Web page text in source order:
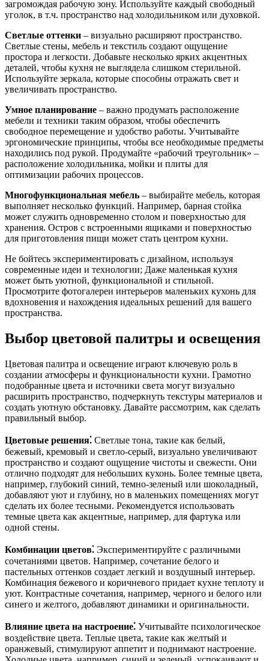
загромождая рабочую зону. Используйте каждый свободный
уголок, в т.ч. пространство над холодильником или духовкой.
Светлые оттенки – визуально расширяют пространство.
Светлые стены, мебель и текстиль создают ощущение
простора и легкости. Добавьте несколько ярких акцентных
деталей, чтобы кухня не выглядела слишком стерильной.
Используйте зеркала, которые способны отражать свет и
увеличивать пространство.
Умное планирование – важно продумать расположение
мебели и техники таким образом, чтобы обеспечить
свободное перемещение и удобство работы. Учитывайте
эргономические принципы, чтобы все необходимые предметы
находились под рукой. Продумайте «рабочий треугольник» –
расположение холодильника, мойки и плиты для
оптимизации рабочих процессов.
Многофункциональная мебель – выбирайте мебель, которая
выполняет несколько функций. Например, барная стойка
может служить одновременно столом и поверхностью для
хранения. Остров с встроенными ящиками и поверхностью
для приготовления пищи может стать центром кухни.
Не бойтесь экспериментировать с дизайном, используя
современные идеи и технологии; Даже маленькая кухня
может быть уютной, функциональной и стильной.
Просмотрите фотогалереи интерьеров маленьких кухонь для
вдохновения и нахождения идеальных решений для вашего
пространства.
Выбор цветовой палитры и освещения
Цветовая палитра и освещение играют ключевую роль в
создании атмосферы и функциональности кухни. Грамотно
подобранные цвета и источники света могут визуально
расширить пространство, подчеркнуть текстуры материалов и
создать уютную обстановку. Давайте рассмотрим, как сделать
правильный выбор.
Цветовые решения⁚ Светлые тона, такие как белый,
бежевый, кремовый и светло-серый, визуально увеличивают
пространство и создают ощущение чистоты и свежести. Они
отлично подходят для небольших кухонь. Более темные цвета,
например, глубокий синий, темно-зеленый или шоколадный,
добавляют уют и глубину, но в маленьких помещениях могут
сделать их более тесными. Рекомендуется использовать
темные цвета как акцентные, например, для фартука или
одной стены.
Комбинации цветов⁚ Экспериментируйте с различными
сочетаниями цветов. Например, сочетание белого и
пастельных оттенков создает легкий и воздушный интерьер.
Комбинация бежевого и коричневого придает кухне теплоту и
уют. Контрастные сочетания, например, черного и белого или
синего и желтого, добавляют динамики и оригинальности.
Влияние цвета на настроение⁚ Учитывайте психологическое
воздействие цвета. Теплые цвета, такие как желтый и
оранжевый, стимулируют аппетит и поднимают настроение.